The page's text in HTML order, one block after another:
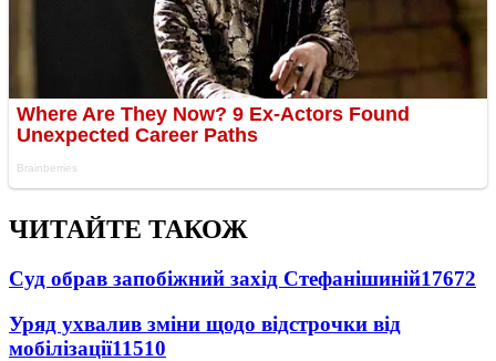
ЧИТАЙТЕ ТАКОЖ
Суд обрав запобіжний захід Стефанішиній17672
Уряд ухвалив зміни щодо відстрочки від
мобілізації11510